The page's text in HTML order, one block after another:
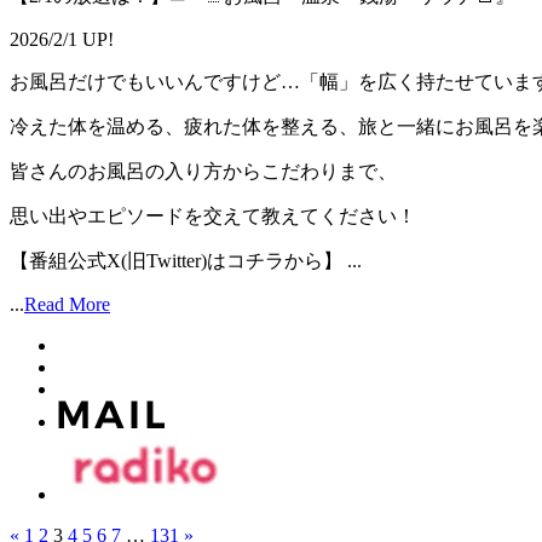
2026/2/1 UP!
お風呂だけでもいいんですけど…「幅」を広く持たせていま
冷えた体を温める、疲れた体を整える、旅と一緒にお風呂
皆さんのお風呂の入り方からこだわりまで、
思い出やエピソードを交えて教えてください！
【番組公式X(旧Twitter)はコチラから】 ...
...Read More
« 1 2 3 4 5 6 7 … 131 »